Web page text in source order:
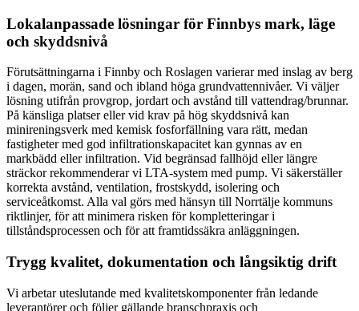
Lokalanpassade lösningar för Finnbys mark, läge
och skyddsnivå
Förutsättningarna i Finnby och Roslagen varierar med inslag av berg
i dagen, morän, sand och ibland höga grundvattennivåer. Vi väljer
lösning utifrån provgrop, jordart och avstånd till vattendrag/brunnar.
På känsliga platser eller vid krav på hög skyddsnivå kan
minireningsverk med kemisk fosforfällning vara rätt, medan
fastigheter med god infiltrationskapacitet kan gynnas av en
markbädd eller infiltration. Vid begränsad fallhöjd eller längre
sträckor rekommenderar vi LTA-system med pump. Vi säkerställer
korrekta avstånd, ventilation, frostskydd, isolering och
serviceåtkomst. Alla val görs med hänsyn till Norrtälje kommuns
riktlinjer, för att minimera risken för kompletteringar i
tillståndsprocessen och för att framtidssäkra anläggningen.
Trygg kvalitet, dokumentation och långsiktig drift
Vi arbetar uteslutande med kvalitetskomponenter från ledande
leverantörer och följer gällande branschpraxis och